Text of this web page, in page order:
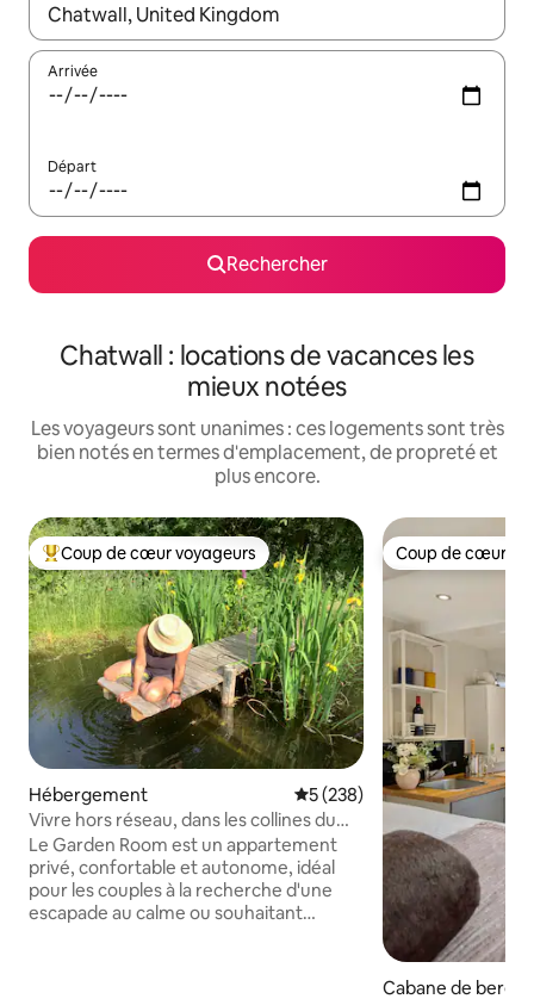
Lorsque les résultats s'affichent, utilisez les flèches vers le
Arrivée
Départ
Rechercher
Chatwall : locations de vacances les
mieux notées
Les voyageurs sont unanimes : ces logements sont très
bien notés en termes d'emplacement, de propreté et
plus encore.
Coups de cœur voyageurs les plus appréciés
Coup de cœur voyageurs
Hébergement Évaluation moyenne sur la
5 (238)
Vivre hors réseau, dans les collines du
Shropshire
Le Garden Room est un appartement
privé, confortable et autonome, idéal
pour les couples à la recherche d'une
escapade au calme ou souhaitant
Coup de cœur
Coup de cœur
Cabane de berger